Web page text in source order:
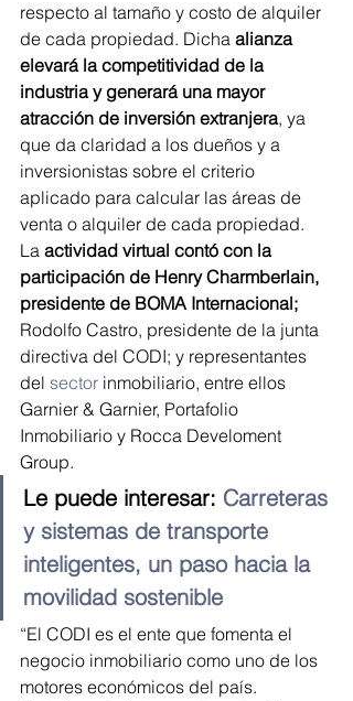
respecto al tamaño y costo de alquiler
de cada propiedad. Dicha alianza
elevará la competitividad de la
industria y generará una mayor
atracción de inversión extranjera, ya
que da claridad a los dueños y a
inversionistas sobre el criterio
aplicado para calcular las áreas de
venta o alquiler de cada propiedad.
La actividad virtual contó con la
participación de Henry Charmberlain,
presidente de BOMA Internacional;
Rodolfo Castro, presidente de la junta
directiva del CODI; y representantes
del sector inmobiliario, entre ellos
Garnier & Garnier, Portafolio
Inmobiliario y Rocca Develoment
Group.
Le puede interesar: Carreteras
y sistemas de transporte
inteligentes, un paso hacia la
movilidad sostenible
“El CODI es el ente que fomenta el
negocio inmobiliario como uno de los
motores económicos del país.